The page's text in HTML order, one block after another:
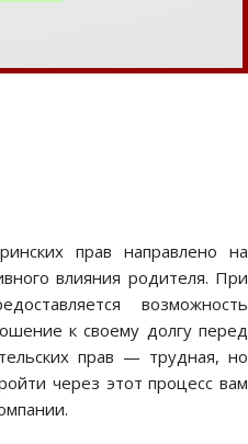
прав направлено на
влияния родителя. При
возможность
к своему долгу перед
прав — трудная, но
через этот процесс вам